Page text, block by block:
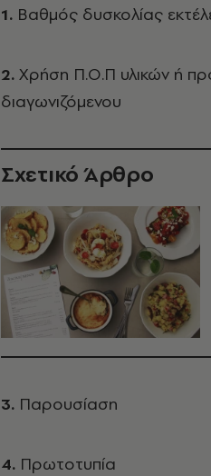
1. Βαθμός δυσκολίας
2. Χρήση Π.Ο.Π υλικών ή
διαγωνιζόμενου
Σχετικό Άρθρο
3. Παρουσίαση
4. Πρωτοτυπία